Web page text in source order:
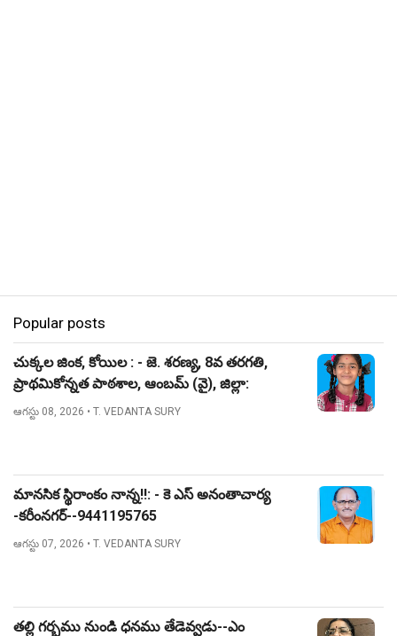
Popular posts
చుక్కల జింక, కోయిల : - జె. శరణ్య, 8వ తరగతి,
ప్రాథమికోన్నత పాఠశాల, ఆంబమ్ (వై), జిల్లా:
నిజామాబాద్.
ఆగస్టు 08, 2026 • T. VEDANTA SURY
మానసిక స్థిరాంకం నాన్న!!: - కె ఎస్ అనంతాచార్య
-కరీంనగర్--9441195765
ఆగస్టు 07, 2026 • T. VEDANTA SURY
తల్లి గర్భము నుండి ధనము తేడెవ్వడు--ఎం